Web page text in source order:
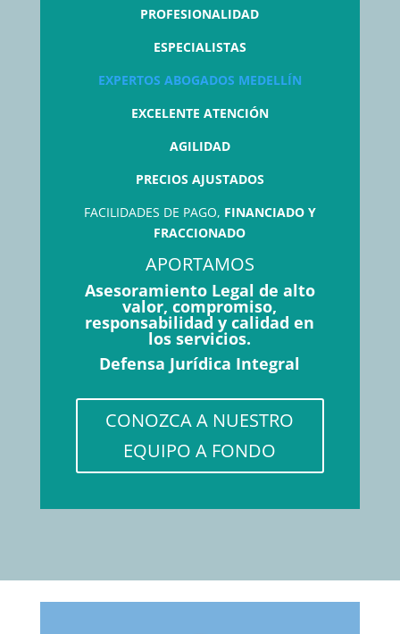
PROFESIONALIDAD
ESPECIALISTAS
EXPERTOS ABOGADOS MEDELLÍN
EXCELENTE ATENCIÓN
AGILIDAD
PRECIOS AJUSTADOS
FACILIDADES DE PAGO, FINANCIADO Y
FRACCIONADO
APORTAMOS
Asesoramiento Legal de alto
valor, compromiso,
responsabilidad y calidad en
los servicios.
Defensa Jurídica Integral
CONOZCA A NUESTRO
EQUIPO A FONDO